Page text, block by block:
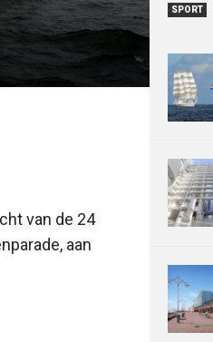
van de 24
aan
SPORT